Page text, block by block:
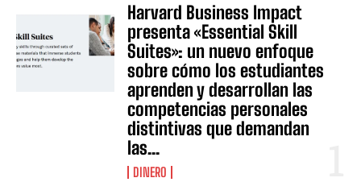
Harvard Business Impact
presenta «Essential Skill
Suites»: un nuevo enfoque
sobre cómo los estudiantes
aprenden y desarrollan las
competencias personales
distintivas que demandan
las...
DINERO